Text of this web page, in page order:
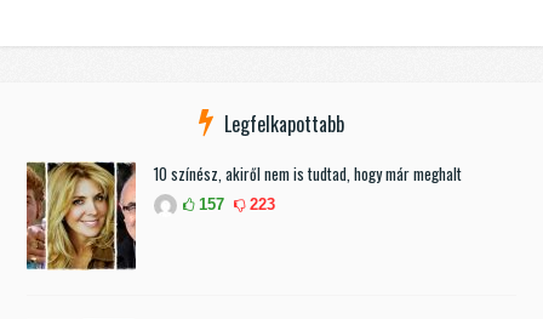
Legfelkapottabb
10 színész, akiről nem is tudtad, hogy már meghalt
157 223